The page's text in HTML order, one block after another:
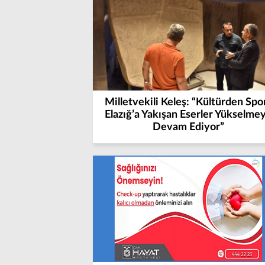
Milletvekili Keleş: “Kültürden
Elazığ’a Yakışan Eserler
Devam Ediyor”